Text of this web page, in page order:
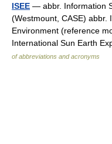
ISEE — abbr. Information
(Westmount, CASE) abbr.
Environment (reference
International Sun Earth
of abbreviations and acronyms